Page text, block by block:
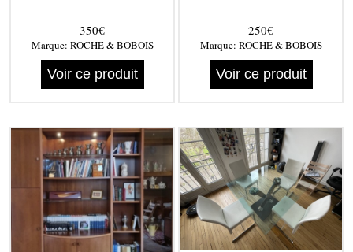
350€
Marque: ROCHE & BOBOIS
Voir ce produit
250€
Marque: ROCHE & BOBOIS
Voir ce produit